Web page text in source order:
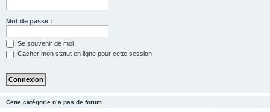
Mot de passe :
Se souvenir de moi
Cacher mon statut en ligne pour cette session
Cette catégorie n’a pas de forum.